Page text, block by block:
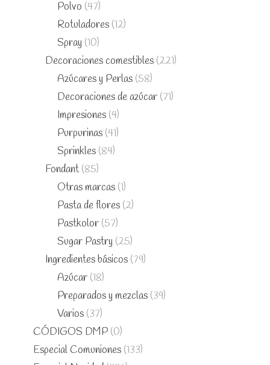
Polvo (47)
Rotuladores (12)
Spray (10)
Decoraciones comestibles (221)
Azúcares y Perlas (58)
Decoraciones de azúcar (71)
Impresiones (4)
Purpurinas (41)
Sprinkles (84)
Fondant (85)
Otras marcas (1)
Pasta de flores (2)
Pastkolor (57)
Sugar Pastry (25)
Ingredientes básicos (79)
Azúcar (18)
Preparados y mezclas (39)
Varios (37)
CÓDIGOS DMP (0)
Especial Comuniones (133)